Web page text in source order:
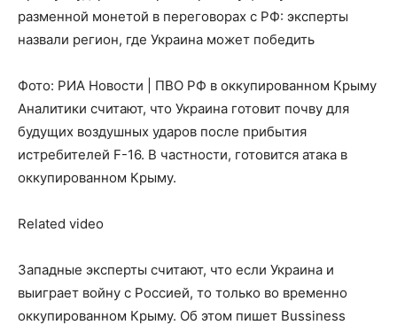
разменной монетой в переговорах с РФ: эксперты
назвали регион, где Украина может победить
Фото: РИА Новости | ПВО РФ в оккупированном Крыму
Аналитики считают, что Украина готовит почву для
будущих воздушных ударов после прибытия
истребителей F-16. В частности, готовится атака в
оккупированном Крыму.
Related video
Западные эксперты считают, что если Украина и
выиграет войну с Россией, то только во временно
оккупированном Крыму. Об этом пишет Bussiness